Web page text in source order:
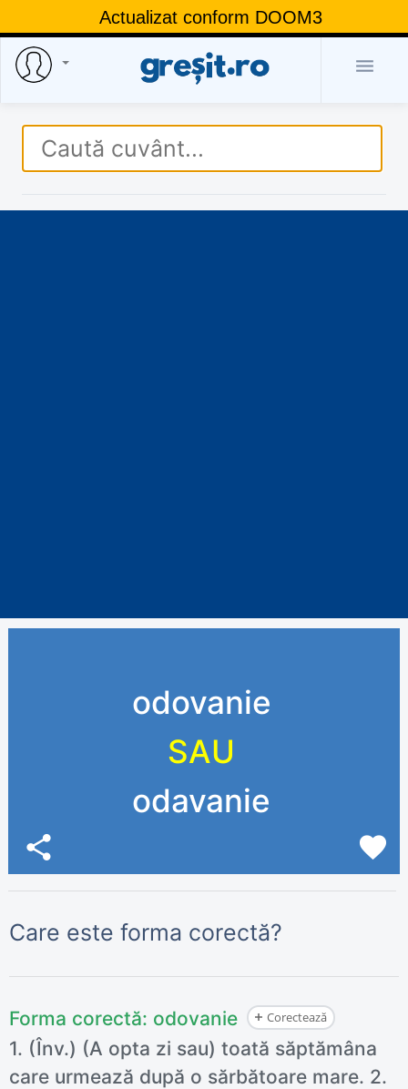
Actualizat conform DOOM3

odovanie
SAU
odavanie
share favorite
Care este forma corectă?
Forma corectă: odovanie Corectează
1. (Înv.) (A opta zi sau) toată săptămâna
care urmează după o sărbătoare mare. 2.